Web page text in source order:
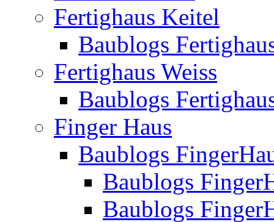
Fertighaus Keitel
Baublogs
Fertighaus Weiss
Baublogs
Finger Haus
Baublogs
Baublogs
Baublogs